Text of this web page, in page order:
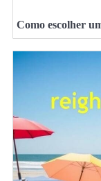
Como escolher